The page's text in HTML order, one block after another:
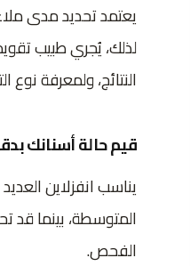
يعتمد تحديد مدى
لذلك، يُجري طبيب
النتائج، ولمعرفة نوع
قيم حالة أسنانك
يناسب انفزلاين
المتوسطة، بينما قد
الفحص.